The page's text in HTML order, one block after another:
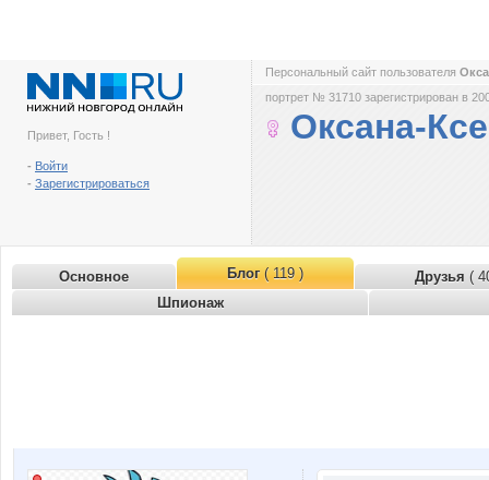
Привет, Гость !
- Войти
- Зарегистрироваться
Персональный сайт пользователя
портрет № 31710 зарегистрирован в
Оксана-
Основное Блог( 119 ) Друзья (
Шпионаж